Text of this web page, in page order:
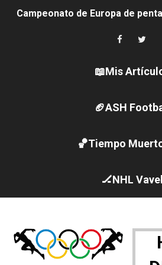
Campeonato de Europa de
Campeonato de Europa de
AEW - Adam Page con
Canadian Elite Basketball
Campeonato de Europa de
WWE NXT - Myles Borne y
EFA y AFLE 2026 - Regular
📖Mis
🏈ASH
🏀Tiempo
🏒NHL Vavel